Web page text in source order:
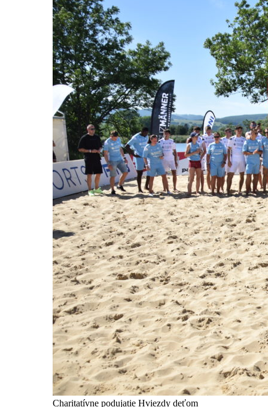
Charitatívne podujatie Hviezdy deťom